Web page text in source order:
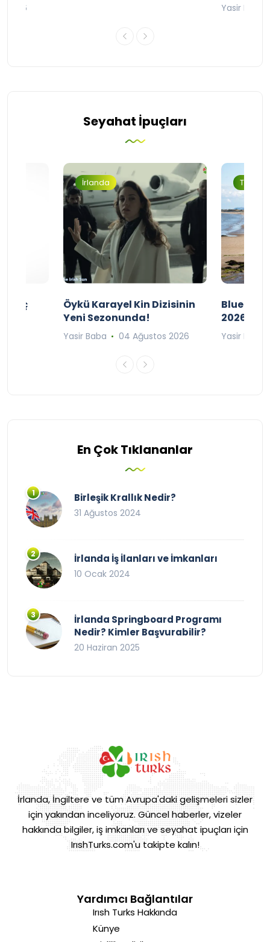
2026 Yasir Baba
Seyahat İpuçları
Maç
İrlanda
Öykü Karayel Kin Dizisinin
Yeni Sezonunda!
Yasir Baba 04 Ağustos 2026
Turizm
Blue
2026
Yasir Baba
En Çok Tıklananlar
Birleşik Krallık Nedir?
31 Ağustos 2024
İrlanda İş İlanları ve İmkanları
10 Ocak 2024
İrlanda Springboard Programı
Nedir? Kimler Başvurabilir?
20 Haziran 2025
İrlanda, İngiltere ve tüm Avrupa'daki gelişmeleri sizler
için yakından inceliyoruz. Güncel haberler, vizeler
hakkında bilgiler, iş imkanları ve seyahat ipuçları için
IrıshTurks.com'u takipte kalın!
Yardımcı Bağlantılar
Irısh Turks Hakkında
Künye